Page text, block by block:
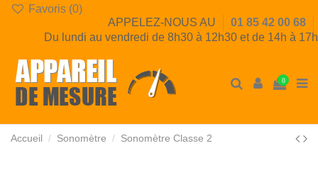
Favoris (0)
APPELEZ-NOUS AU
01 85 42 00 68
Du lundi au vendredi de 8h30 à 12h30 et de 14h à 17h
0
Accueil Sonomètre Sonomètre Classe 2